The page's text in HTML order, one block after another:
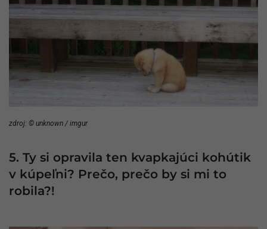
zdroj: © unknown / imgur
5. Ty si opravila ten kvapkajúci kohútik
v kúpeľni? Prečo, prečo by si mi to
robila?!